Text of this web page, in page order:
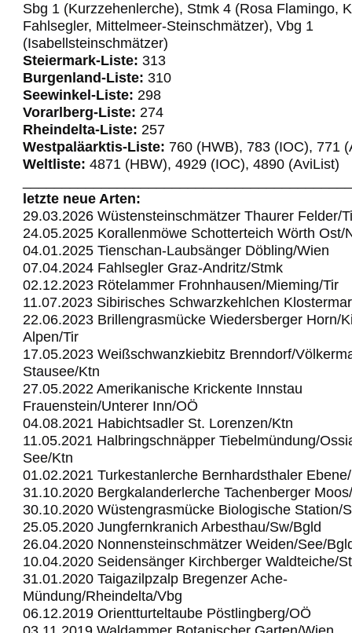
Sbg 1 (Kurzzehenlerche), Stmk 4 (Rosa Flamingo,
Fahlsegler, Mittelmeer-Steinschmätzer), Vbg 1
(Isabellsteinschmätzer)
Steiermark-Liste: 313
Burgenland-Liste: 310
Seewinkel-Liste: 298
Vorarlberg-Liste: 274
Rheindelta-Liste: 257
Westpaläarktis-Liste: 760 (HWB), 783 (IOC), 771
Weltliste: 4871 (HBW), 4929 (IOC), 4890 (AviList)
letzte neue Arten:
29.03.2026 Wüstensteinschmätzer Thaurer Felder/
24.05.2025 Korallenmöwe Schotterteich Wörth Ost/
04.01.2025 Tienschan-Laubsänger Döbling/Wien
07.04.2024 Fahlsegler Graz-Andritz/Stmk
02.12.2023 Rötelammer Frohnhausen/Mieming/Tir
11.07.2023 Sibirisches Schwarzkehlchen
22.06.2023 Brillengrasmücke Wiedersberger Horn/
Alpen/Tir
17.05.2023 Weißschwanzkiebitz Brenndorf/
Stausee/Ktn
27.05.2022 Amerikanische Krickente Innstau
Frauenstein/Unterer Inn/OÖ
04.08.2021 Habichtsadler St. Lorenzen/Ktn
11.05.2021 Halbringschnäpper Tiebelmündung/
See/Ktn
01.02.2021 Turkestanlerche Bernhardsthaler
31.10.2020 Bergkalanderlerche Tachenberger
30.10.2020 Wüstengrasmücke Biologische Station/
25.05.2020 Jungfernkranich Arbesthau/Sw/Bgld
26.04.2020 Nonnensteinschmätzer Weiden/See/
10.04.2020 Seidensänger Kirchberger Waldteiche/
31.01.2020 Taigazilpzalp Bregenzer Ache-
Mündung/Rheindelta/Vbg
06.12.2019 Orientturteltaube Pöstlingberg/OÖ